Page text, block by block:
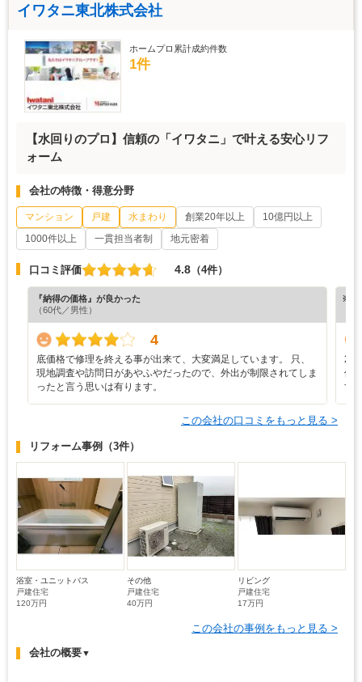
イワタニ東北株式会社
ホームプロ累計成約件数
1件
【水回りのプロ】信頼の「イワタニ」で叶える安心リフ
ォーム
会社の特徴・得意分野
マンション 戸建 水まわり 創業20年以上
10億円以上
1000件以上
一貫担当者制 地元密着
口コミ評価 4.8 （4件）
『納得の価格』が良かった
（60代／男性）
4
底価格で修理を終える事が出来て、大変満足しています。 只、
現地調査や訪問日があやふやだったので、外出が制限されてしま
ったと言う思いは有ります。
※ホ
2年
修
す
この会社の口コミをもっと見る >
リフォーム事例 （3件）
浴室・ユニットバス
戸建住宅
120万円
その他
戸建住宅
40万円
リビング
戸建住宅
17万円
この会社の事例をもっと見る >
会社の概要▼